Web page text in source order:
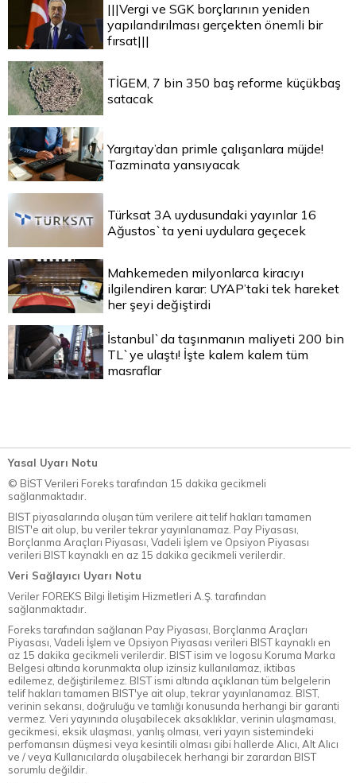
|||Vergi ve SGK borçlarının yeniden
yapılandırılması gerçekten önemli bir
fırsat|||
TİGEM, 7 bin 350 baş reforme küçükbaş
satacak
Yargıtay’dan primle çalışanlara müjde!
Tazminata yansıyacak
Türksat 3A uydusundaki yayınlar 16
Ağustos`ta yeni uydulara geçecek
Mahkemeden milyonlarca kiracıyı
ilgilendiren karar: UYAP’taki tek hareket
her şeyi değiştirdi
İstanbul`da taşınmanın maliyeti 200 bin
TL`ye ulaştı! İşte kalem kalem tüm
masraflar
Yasal Uyarı Notu
© BİST Verileri Foreks tarafından 15 dakika gecikmeli
sağlanmaktadır.
BIST piyasalarında oluşan tüm verilere ait telif hakları tamamen
BIST'e ait olup, bu veriler tekrar yayınlanamaz. Pay Piyasası,
Borçlanma Araçları Piyasası, Vadeli İşlem ve Opsiyon Piyasası
verileri BIST kaynaklı en az 15 dakika gecikmeli verilerdir.
Veri Sağlayıcı Uyarı Notu
Veriler FOREKS Bilgi İletişim Hizmetleri A.Ş. tarafından
sağlanmaktadır.
Foreks tarafından sağlanan Pay Piyasası, Borçlanma Araçları
Piyasası, Vadeli İşlem ve Opsiyon Piyasası verileri BIST kaynaklı en
az 15 dakika gecikmeli verilerdir. BIST isim ve logosu Koruma Marka
Belgesi altında korunmakta olup izinsiz kullanılamaz, iktibas
edilemez, değiştirilemez. BIST ismi altında açıklanan tüm belgelerin
telif hakları tamamen BIST'ye ait olup, tekrar yayınlanamaz. BIST,
verinin sekansı, doğruluğu ve tamlığı konusunda herhangi bir garanti
vermez. Veri yayınında oluşabilecek aksaklıklar, verinin ulaşmaması,
gecikmesi, eksik ulaşması, yanlış olması, veri yayın sistemindeki
perfomansın düşmesi veya kesintili olması gibi hallerde Alıcı, Alt Alıcı
ve / veya Kullanıcılarda oluşabilecek herhangi bir zarardan BIST
sorumlu değildir.